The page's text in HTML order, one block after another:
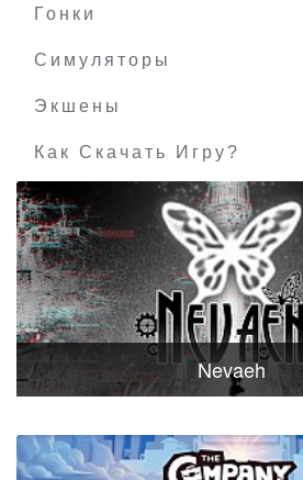
Гонки
Симуляторы
Экшены
Как Скачать Игру?
Nevaeh